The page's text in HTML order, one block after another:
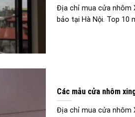
Địa chỉ mua cửa nhôm
bảo tại Hà Nội. Top 10
Các mẫu cửa nhôm
Địa chỉ mua cửa nhôm